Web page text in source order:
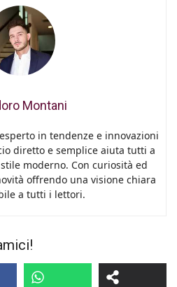
Montani
in tendenze e innovazioni
diretto e semplice aiuta tutti a
moderno. Con curiosità ed
offrendo una visione chiara
a tutti i lettori.